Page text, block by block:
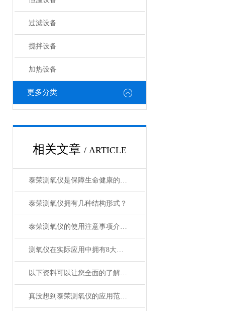
过滤设备
搅拌设备
加热设备
更多分类
相关文章 / ARTICLE
泰荣测氧仪是保障生命健康的重要工具
泰荣测氧仪拥有几种结构形式？
泰荣测氧仪的使用注意事项介绍及操作规程
测氧仪在实际应用中拥有8大特点
以下资料可以让您全面的了解泰荣测氧仪
真没想到泰荣测氧仪的应用范围如此之广